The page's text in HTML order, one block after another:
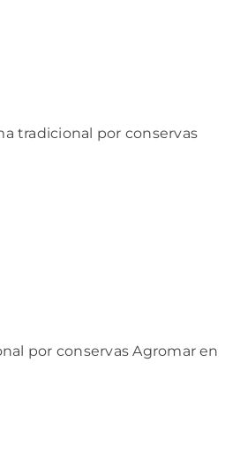
tradicional por conservas
por conservas Agromar en